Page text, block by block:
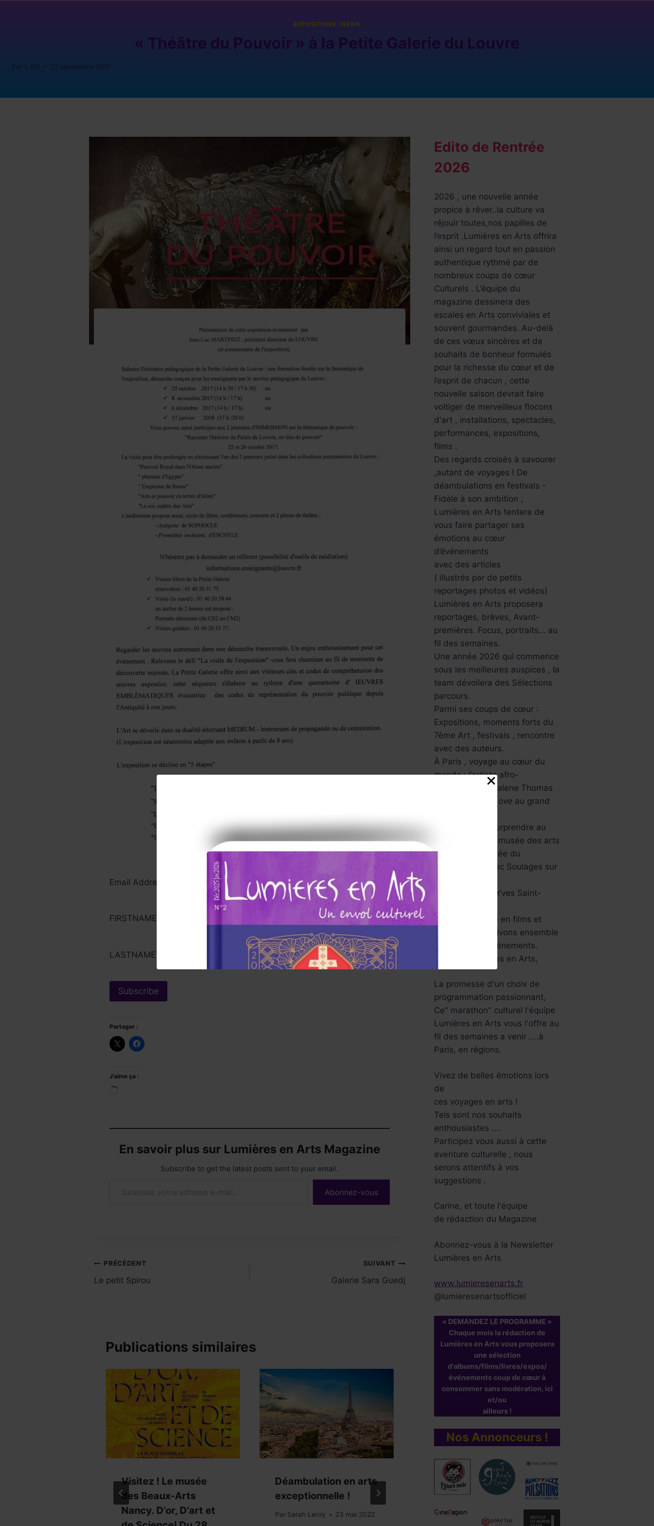
EXPOSITIONS NEWS
« Théâtre du Pouvoir » à la Petite Galerie du Louvre
Par C.KG 23 septembre 2017
Email Address*
FIRSTNAME
LASTNAME
Partager :
J’aime ça :
En savoir plus sur Lumières en Arts Magazine
Subscribe to get the latest posts sent to your email.
Abonnez-vous
Navigation
de
PRÉCÉDENT
Le petit Spirou
SUIVANT
Galerie Sara Guedj
Publications similaires
Visitez ! Le musée
des Beaux-Arts
Nancy. D’or, D’art et
Déambulation en arts
exceptionnelle !
Par Sarah Leroy 23 mai 2022
LE CRIME DU
SOMMELIER-
VINODENTRO (titre
Edito de Rentrée
2026
2026 , une nouvelle année
propice à rêver..la culture va
réjouir toutes,nos papilles de
l’esprit .Lumières en Arts offrira
ainsi un regard tout en passion
authentique rythmé par de
nombreux coups de cœur
Culturels . L’équipe du
magazine dessinera des
escales en Arts conviviales et
souvent gourmandes. Au-delà
de ces vœux sincères et de
souhaits de bonheur formulés
pour la richesse du cœur et de
l’esprit de chacun , cette
nouvelle saison devrait faire
voltiger de merveilleux flocons
d'art , installations, spectacles,
performances, expositions,
films .
Des regards croisés à savourer
,autant de voyages ! De
déambulations en festivals -
Fidèle à son ambition ,
Lumières en Arts tentera de
vous faire partager ses
émotions au cœur
d’événements
avec des articles
( illustrés par de petits
reportages photos et vidéos)
Lumières en Arts proposera
reportages, brèves, Avant-
premières. Focus, portraits… au
fil des semaines.
Une année 2026 qui commence
sous les meilleures auspices , la
team dévoilera des Sélections
parcours.
Parmi ses coups de cœur :
Expositions, moments forts du
7ème Art , festivals , rencontre
avec des auteurs.
À Paris , voyage au cœur du
monde : l’artiste afro-
américaine Mickalene Thomas
All About Love au grand
L’Asie va vous surprendre au
musée Guimet , musée des arts
asiatiques , Musée du
Luxembourg avec Soulages sur
Aussi le musée Yves Saint-
Une année riche en films et
festivals, bref ,vivons ensemble
tous ces jolis événements.
L’équipe Lumières en Arts,
La promesse d'un choix de
programmation passionnant,
Ce" marathon" culturel l'équipe
Lumières en Arts vous l'offre au
fil des semaines a venir ....à
Paris, en régions.
Vivez de belles émotions lors
de
ces voyages en arts !
Tels sont nos souhaits
enthousiastes ....
Participez vous aussi à cette
aventure culturelle , nous
serons attentifs à vos
suggestions .
Carine, et toute l'équipe
de rédaction du Magazine
Abonnez-vous à la Newsletter
Lumières en Arts
www.lumieresenarts.fr
@lumieresenartsofficiel
« DEMANDEZ LE PROGRAMME »
Chaque mois la rédaction de
Lumières en Arts vous proposera
une sélection
d'albums/films/livres/expos/
événements coup de cœur à
consommer sans modération, ici
et/ou
ailleurs !
Nos Annonceurs !